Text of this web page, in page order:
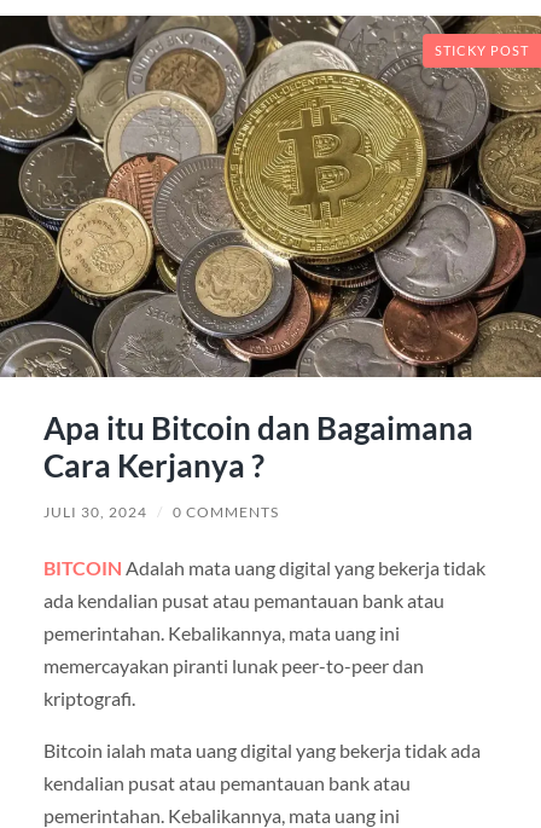
STICKY POST
Apa itu Bitcoin dan Bagaimana
Cara Kerjanya ?
JULI 30, 2024 / 0 COMMENTS
BITCOIN Adalah mata uang digital yang bekerja tidak
ada kendalian pusat atau pemantauan bank atau
pemerintahan. Kebalikannya, mata uang ini
memercayakan piranti lunak peer-to-peer dan
kriptografi.
Bitcoin ialah mata uang digital yang bekerja tidak ada
kendalian pusat atau pemantauan bank atau
pemerintahan. Kebalikannya, mata uang ini